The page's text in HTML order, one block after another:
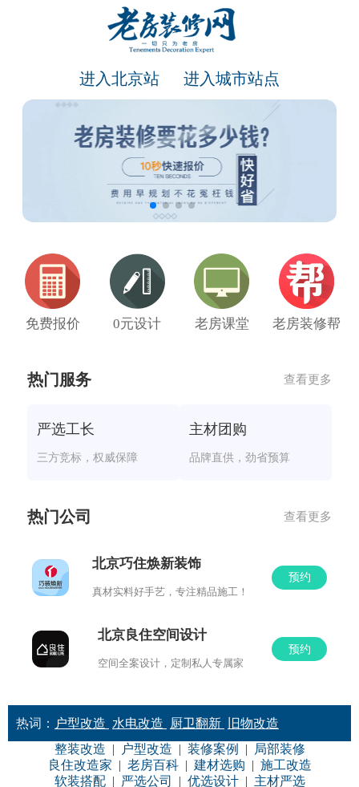
进入北京站 进入城市站点
免费报价 0元设计 老房课堂 老房装修帮
热门服务 查看更多
严选工长
三方竞标，权威保障
主材团购
品牌直供，劲省预算
热门公司 查看更多
北京巧住焕新装饰
真材实料好手艺，专注精品施工！
预约
北京良住空间设计
空间全案设计，定制私人专属家
预约
热词： 户型改造 水电改造 厨卫翻新
旧物改造
整装改造 | 户型改造 | 装修案例 |
局部装修
良住改造家 | 老房百科| 建材选购 | 施工改造
软装搭配| 严选公司 | 优选设计| 主材严选